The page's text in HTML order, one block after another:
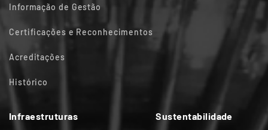
Informação de Gestão
Certificações e Reconhecimentos
Acreditações
Histórico
Infraestruturas Sustentabilidade